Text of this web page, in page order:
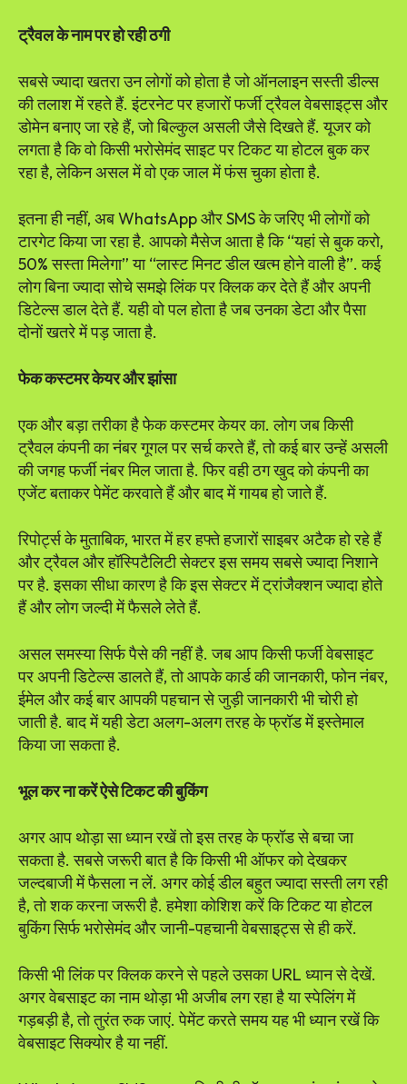
ट्रैवल के नाम पर हो रही ठगी
सबसे ज्यादा खतरा उन लोगों को होता है जो ऑनलाइन सस्ती डील्स
की तलाश में रहते हैं. इंटरनेट पर हजारों फर्जी ट्रैवल वेबसाइट्स और
डोमेन बनाए जा रहे हैं, जो बिल्कुल असली जैसे दिखते हैं. यूजर को
लगता है कि वो किसी भरोसेमंद साइट पर टिकट या होटल बुक कर
रहा है, लेकिन असल में वो एक जाल में फंस चुका होता है.
इतना ही नहीं, अब WhatsApp और SMS के जरिए भी लोगों को
टारगेट किया जा रहा है. आपको मैसेज आता है कि “यहां से बुक करो,
50% सस्ता मिलेगा” या “लास्ट मिनट डील खत्म होने वाली है”. कई
लोग बिना ज्यादा सोचे समझे लिंक पर क्लिक कर देते हैं और अपनी
डिटेल्स डाल देते हैं. यही वो पल होता है जब उनका डेटा और पैसा
दोनों खतरे में पड़ जाता है.
फेक कस्टमर केयर और झांसा
एक और बड़ा तरीका है फेक कस्टमर केयर का. लोग जब किसी
ट्रैवल कंपनी का नंबर गूगल पर सर्च करते हैं, तो कई बार उन्हें असली
की जगह फर्जी नंबर मिल जाता है. फिर वही ठग खुद को कंपनी का
एजेंट बताकर पेमेंट करवाते हैं और बाद में गायब हो जाते हैं.
रिपोर्ट्स के मुताबिक, भारत में हर हफ्ते हजारों साइबर अटैक हो रहे हैं
और ट्रैवल और हॉस्पिटैलिटी सेक्टर इस समय सबसे ज्यादा निशाने
पर है. इसका सीधा कारण है कि इस सेक्टर में ट्रांजैक्शन ज्यादा होते
हैं और लोग जल्दी में फैसले लेते हैं.
असल समस्या सिर्फ पैसे की नहीं है. जब आप किसी फर्जी वेबसाइट
पर अपनी डिटेल्स डालते हैं, तो आपके कार्ड की जानकारी, फोन नंबर,
ईमेल और कई बार आपकी पहचान से जुड़ी जानकारी भी चोरी हो
जाती है. बाद में यही डेटा अलग-अलग तरह के फ्रॉड में इस्तेमाल
किया जा सकता है.
भूल कर ना करें ऐसे टिकट की बुकिंग
अगर आप थोड़ा सा ध्यान रखें तो इस तरह के फ्रॉड से बचा जा
सकता है. सबसे जरूरी बात है कि किसी भी ऑफर को देखकर
जल्दबाजी में फैसला न लें. अगर कोई डील बहुत ज्यादा सस्ती लग रही
है, तो शक करना जरूरी है. हमेशा कोशिश करें कि टिकट या होटल
बुकिंग सिर्फ भरोसेमंद और जानी-पहचानी वेबसाइट्स से ही करें.
किसी भी लिंक पर क्लिक करने से पहले उसका URL ध्यान से देखें.
अगर वेबसाइट का नाम थोड़ा भी अजीब लग रहा है या स्पेलिंग में
गड़बड़ी है, तो तुरंत रुक जाएं. पेमेंट करते समय यह भी ध्यान रखें कि
वेबसाइट सिक्योर है या नहीं.